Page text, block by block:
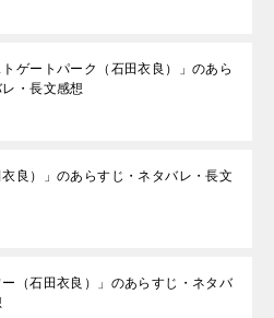
トゲートパーク（石田衣良）」のあら
・長文感想
衣良）」のあらすじ・ネタバレ・長文
ー（石田衣良）」のあらすじ・ネタバ